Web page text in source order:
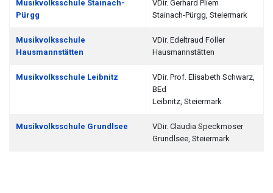
Musikvolksschule Stainach-
Pürgg
VDir. Gerhard Pliem
Stainach-Pürgg, Steiermark
Musikvolksschule
Hausmannstätten
VDir. Edeltraud Foller
Hausmannstätten
Musikvolksschule Leibnitz
VDir. Prof. Elisabeth Schwarz,
BEd
Leibnitz, Steiermark
Musikvolksschule Grundlsee
VDir. Claudia Speckmoser
Grundlsee, Steiermark